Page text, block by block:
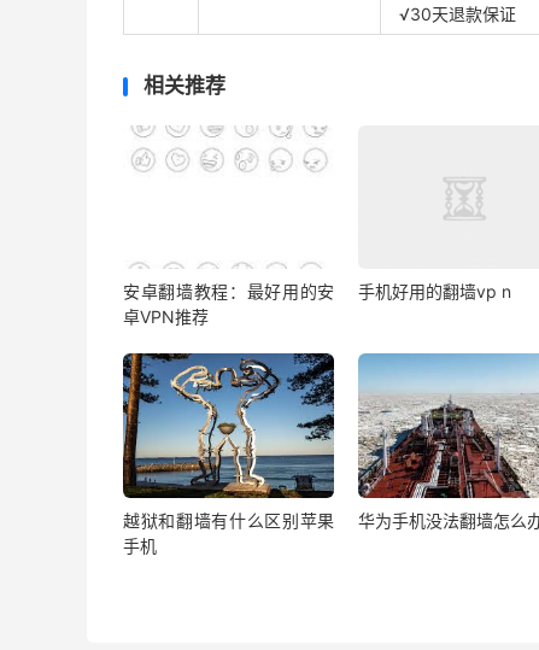
√30天退款保证
相关推荐
安卓翻墙教程：最好用的安
卓VPN推荐
手机好用的翻墙vp n
越狱和翻墙有什么区别苹果
手机
华为手机没法翻墙怎么